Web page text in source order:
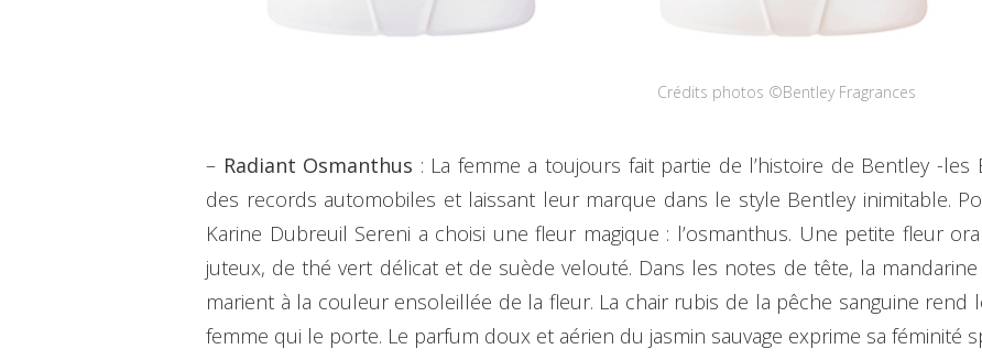
Crédits photos ©Bentley Fragrances
– Radiant Osmanthus : La femme a toujours fait partie de l’histoire de Bentley -
des records automobiles et laissant leur marque dans le style Bentley inimitable.
Karine Dubreuil Sereni a choisi une fleur magique : l’osmanthus. Une petite fleur
juteux, de thé vert délicat et de suède velouté. Dans les notes de tête, la
marient à la couleur ensoleillée de la fleur. La chair rubis de la pêche sanguine
femme qui le porte. Le parfum doux et aérien du jasmin sauvage exprime sa féminité